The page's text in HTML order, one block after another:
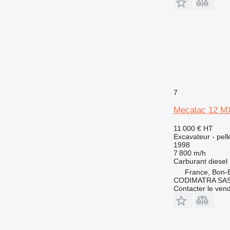
7
Mecalac 12
11 000 € HT
Excavateur -
1998
7 800 m/h
Carburant diesel
France, Bon-
CODIMATRA
Contacter le